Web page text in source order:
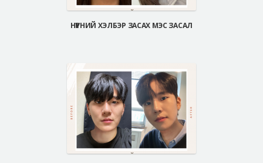
НҮҮРНИЙ ХЭЛБЭР ЗАСАХ МЭС ЗАСАЛ